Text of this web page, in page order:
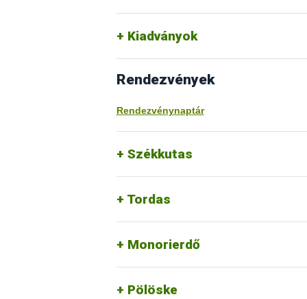
Kiadványok
Rendezvények
Rendezvénynaptár
Székkutas
Tordas
Monorierdő
Pölöske